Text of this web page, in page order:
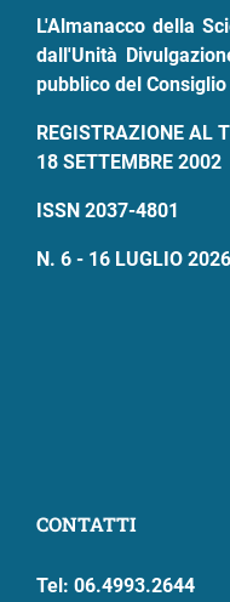
L'Almanacco della
dall'Unità
pubblico del
REGISTRAZIONE AL
18 SETTEMBRE 2002
ISSN 2037-4801
N. 6 - 16 LUGLIO 2026
CONTATTI
Tel: 06.4993.2644